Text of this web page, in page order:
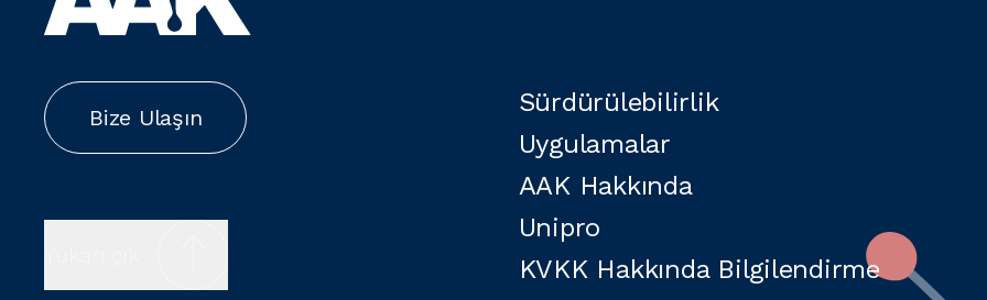
Bize Ulaşın
Sürdürülebilirlik
Uygulamalar
AAK Hakkında
Unipro
KVKK Hakkında Bilgilendirme